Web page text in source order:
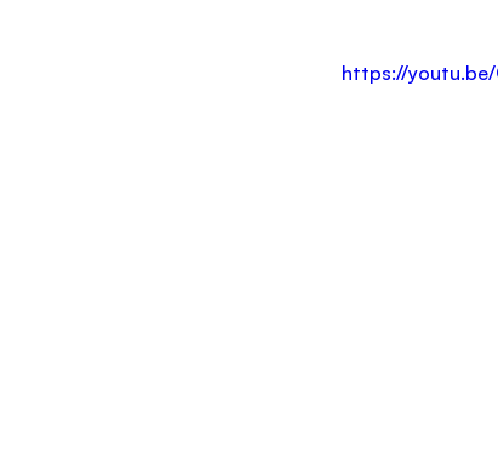
https://youtu.be/